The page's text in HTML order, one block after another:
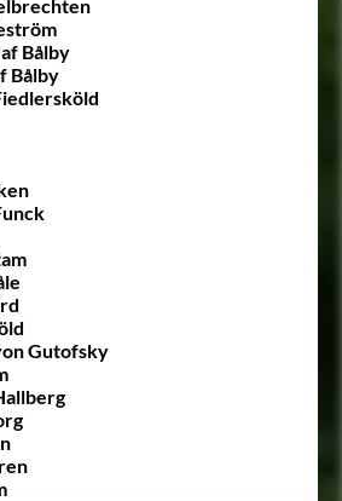
Bålby
Bålby
Gutofsky